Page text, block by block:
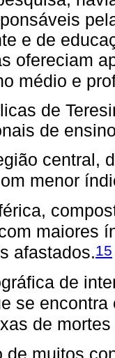
e de
ofereciam
médio e
de
de
central,
menor
maiores
afastados.15
de
se encontra
de
de muitos